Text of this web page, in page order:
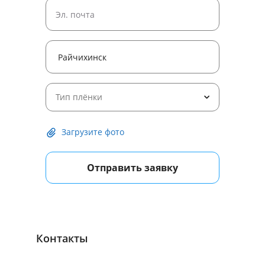
Тип плёнки
Загрузите фото
Отправить заявку
Контакты